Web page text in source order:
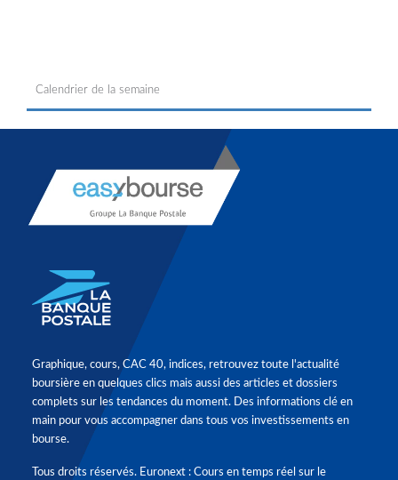
Calendrier de la semaine
Graphique, cours, CAC 40, indices, retrouvez toute l'actualité
boursière en quelques clics mais aussi des articles et dossiers
complets sur les tendances du moment. Des informations clé en
main pour vous accompagner dans tous vos investissements en
bourse.
Tous droits réservés. Euronext : Cours en temps réel sur le